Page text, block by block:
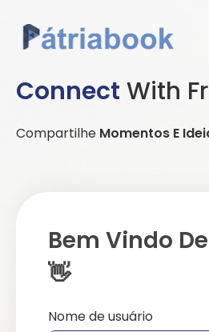
Connect With
Compartilhe Momentos E
Bem Vindo
👋
Nome de usuário